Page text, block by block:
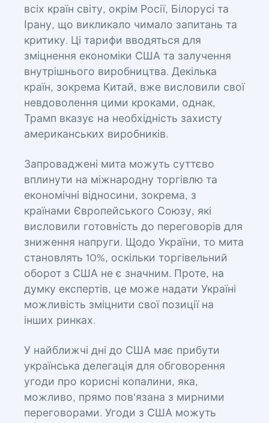
всіх країн світу, окрім Росії, Білорусі та
Ірану, що викликало чимало запитань та
критику. Ці тарифи вводяться для
зміцнення економіки США та залучення
внутрішнього виробництва. Декілька
країн, зокрема Китай, вже висловили свої
невдоволення цими кроками, однак,
Трамп вказує на необхідність захисту
американських виробників.
Запроваджені мита можуть суттєво
вплинути на міжнародну торгівлю та
економічні відносини, зокрема, з
країнами Європейського Союзу, які
висловили готовність до переговорів для
зниження напруги. Щодо України, то мита
становлять 10%, оскільки торгівельний
оборот з США не є значним. Проте, на
думку експертів, це може надати Україні
можливість зміцнити свої позиції на
інших ринках.
У найближчі дні до США має прибути
українська делегація для обговорення
угоди про корисні копалини, яка,
можливо, прямо пов'язана з мирними
переговорами. Угоди з США можуть